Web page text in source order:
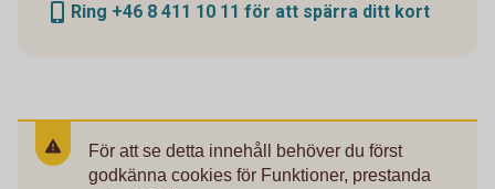
Ring +46 8 411 10 11 för att spärra ditt kort
För att se detta innehåll behöver du först
godkänna cookies för Funktioner, prestanda